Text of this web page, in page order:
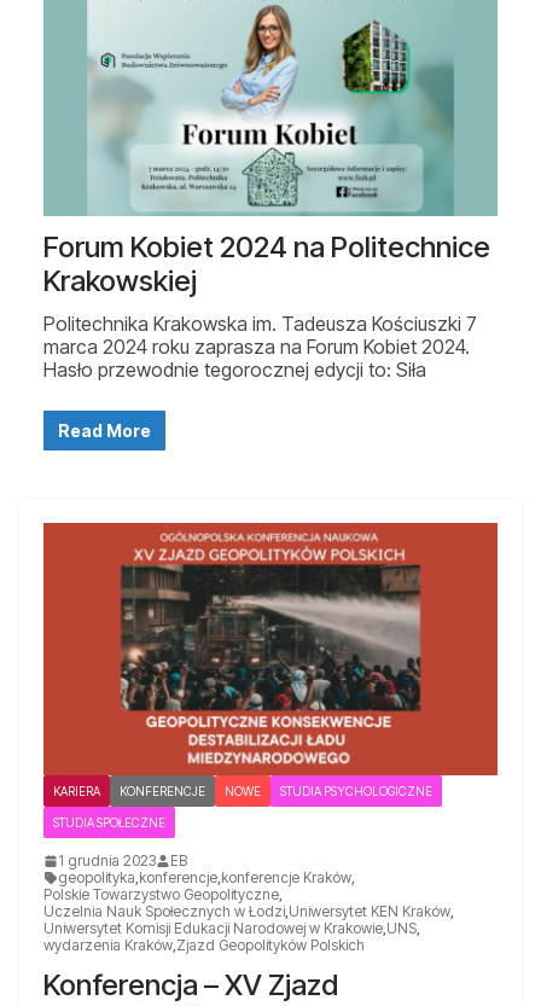
Forum Kobiet 2024 na Politechnice
Krakowskiej
Politechnika Krakowska im. Tadeusza Kościuszki 7
marca 2024 roku zaprasza na Forum Kobiet 2024.
Hasło przewodnie tegorocznej edycji to: Siła
Read More
KARIERA KONFERENCJE NOWE STUDIA PSYCHOLOGICZNE
STUDIA SPOŁECZNE
1 grudnia 2023
EB
geopolityka,konferencje,konferencje Kraków,
Polskie Towarzystwo Geopolityczne,
Uczelnia Nauk Społecznych w Łodzi,Uniwersytet KEN Kraków,
Uniwersytet Komisji Edukacji Narodowej w Krakowie,UNS,
wydarzenia Kraków,Zjazd Geopolityków Polskich
Konferencja – XV Zjazd